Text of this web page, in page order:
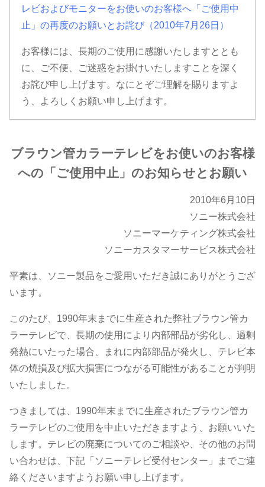
客
様
使
用
中
止」
の
お
レビおよびモニターをお使いのお客様へ「ご使用中
止」の再度のお願いとお詫び（2010年7月26日）
お客様には、長期のご使用に感謝いたしますととも
に、ご不便、ご迷惑をお掛けいたしますことを深く
お詫び申し上げます。なにとぞご理解を賜りますよ
う、よろしくお願い申し上げます。
ブラウン管カラーテレビをお使いのお客様
への「ご使用中止」のお知らせとお願い
2010年6月10日
ソニー株式会社
ソニーマーケティング株式会社
ソニーカスタマーサービス株式会社
平素は、ソニー製品をご愛用いただき誠にありがとうござ
います。
このたび、1990年末までに生産された弊社ブラウン管カ
ラーテレビで、長期の使用により内部部品が劣化し、過剰
発熱にいたった場合、まれに内部部品が発火し、テレビ本
体の焼損及び拡大損害につながる可能性があることが判明
いたしました。
つきましては、1990年末までに生産されたブラウン管カ
ラーテレビのご使用を中止いただきますよう、お願いいた
します。テレビの廃棄についてのご相談や、その他のお問
い合わせは、下記「ソニーテレビ受付センター」までご連
絡くださいますようお願い申し上げます。